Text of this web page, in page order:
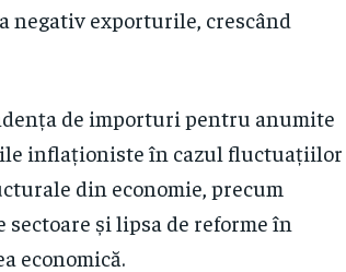
exporturile, crescând
de importuri pentru anumite
inflaționiste în cazul fluctuațiilor
din economie, precum
și lipsa de reforme în
economică.